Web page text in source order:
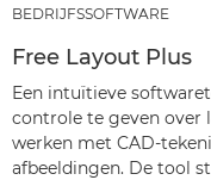
BEDRIJFSSOFTWARE
Free Layout Plus
Een intuïtieve
controle te geven over
werken met CAD-
afbeeldingen. De tool